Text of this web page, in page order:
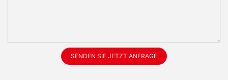
SENDEN SIE JETZT ANFRAGE